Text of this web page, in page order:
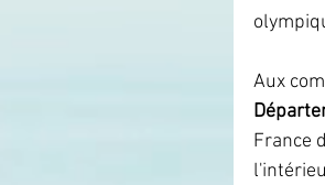
Aux
France